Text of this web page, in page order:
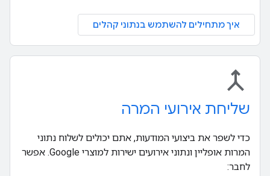
איך מתחילים להשתמש בנתוני קהלים
merge
שליחת אירועי המרה
כדי לשפר את ביצועי המודעות, אתם יכולים לשלוח נתוני
המרות אופליין ונתוני אירועים ישירות למוצרי Google. אפשר
לחבר: